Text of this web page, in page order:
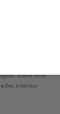
sowie eine
Interieur